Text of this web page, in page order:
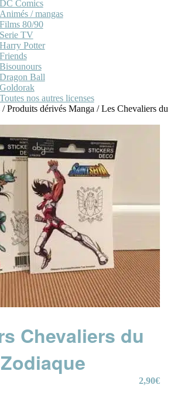
DC Comics
Animés / mangas
Films 80/90
Serie TV
Harry Potter
Friends
Bisounours
Dragon Ball
Goldorak
Toutes nos autres licenses
/Produits dérivés Manga /Les Chevaliers du
Chevaliers du
Zodiaque
2,90€